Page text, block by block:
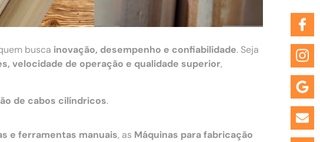
busca inovação, desempenho e confiabilidade. Seja
velocidade de operação e qualidade superior,
de cabos cilíndricos.
e ferramentas manuais, as Máquinas para fabricação